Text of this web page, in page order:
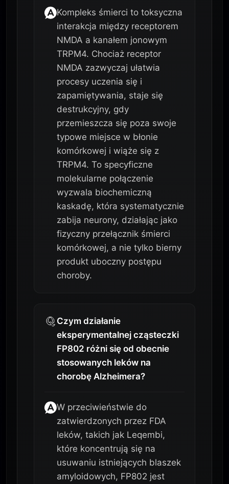
Kompleks śmierci to toksyczna
interakcja między receptorem
NMDA a kanałem jonowym
TRPM4. Chociaż receptor
NMDA zazwyczaj ułatwia
procesy uczenia się i
zapamiętywania, staje się
destrukcyjny, gdy
przemieszcza się poza swoje
typowe miejsce w błonie
komórkowej i wiąże się z
TRPM4. To specyficzne
molekularne połączenie
wyzwala biochemiczną
kaskadę, która systematycznie
zabija neurony, działając jako
fizyczny przełącznik śmierci
komórkowej, a nie tylko bierny
produkt uboczny postępu
choroby.
Czym działanie
eksperymentalnej cząsteczki
FP802 różni się od obecnie
stosowanych leków na
chorobę Alzheimera?
W przeciwieństwie do
zatwierdzonych przez FDA
leków, takich jak Leqembi,
które koncentrują się na
usuwaniu istniejących blaszek
amyloidowych, FP802 jest